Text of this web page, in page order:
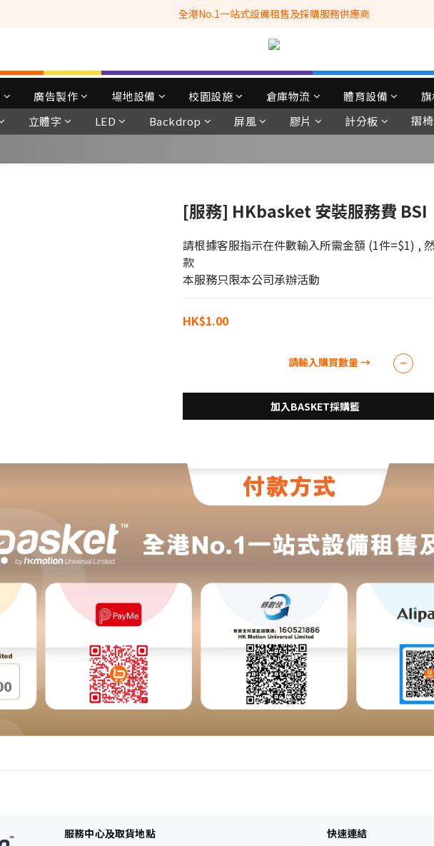
全港No.1一站式設備租售及採購服務供應商
全港No.1一站式設備租售及採購服務供應商
選購現貨產品全單滿$3500自家專送免運費 (只限網站落單, 不適用於急單, 訂制產品, 屏
Whatsapp: 66962838 | 電話: 21153328 | 報價: info@hkbasket.com
全港No.1一站式設備租售及採購服務供應商
廣告製作 場地設備 校園設施 倉庫物流 體育設備
立體字 LED Backdrop 屏風 膠片 計分板 摺椅
[服務] HKbasket 安裝服務費 BSI
請根據客服指示在件數輸入所需金額 (1件=$1) ,
款
本服務只限本公司承辦活動
HK$1.00
服務中心及取貨地點 快速連結